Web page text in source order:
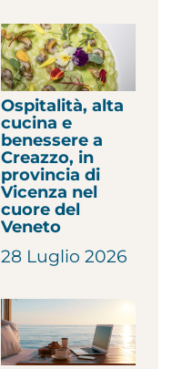
Ospitalità, alta
cucina e
benessere a
Creazzo, in
provincia di
Vicenza nel
cuore del
Veneto
28 Luglio 2026